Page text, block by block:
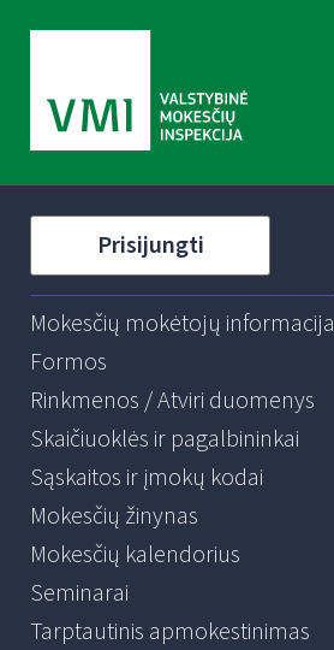
Prisijungti
Mokesčių mokėtojų informacija
Formos
Rinkmenos / Atviri duomenys
Skaičiuoklės ir pagalbininkai
Sąskaitos ir įmokų kodai
Mokesčių žinynas
Mokesčių kalendorius
Seminarai
Tarptautinis apmokestinimas